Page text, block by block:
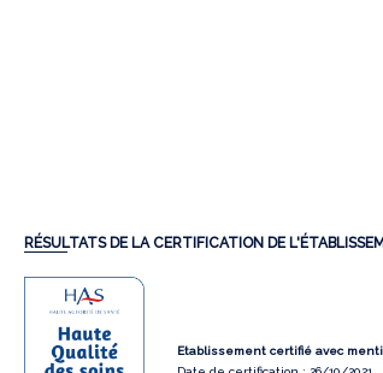
RÉSULTATS DE LA CERTIFICATION DE
Etablissement certifié avec